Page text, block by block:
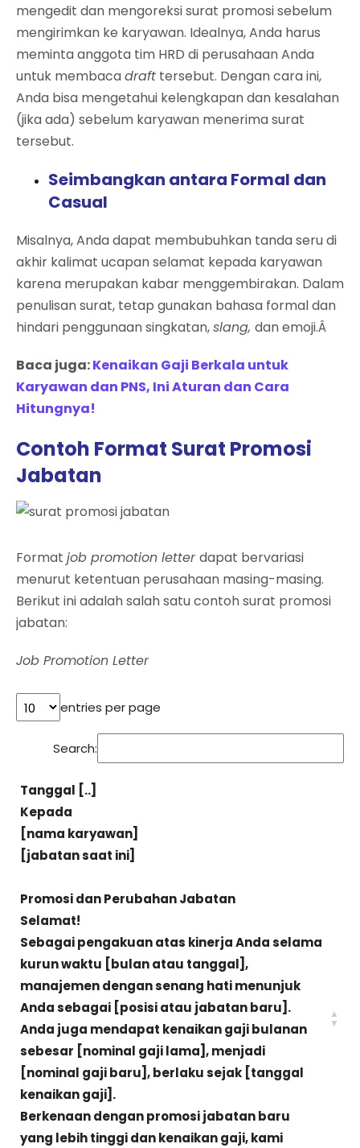
mengedit dan mengoreksi surat promosi sebelum
mengirimkan ke karyawan. Idealnya, Anda harus
meminta anggota tim HRD di perusahaan Anda
untuk membacadraft tersebut. Dengan cara ini,
Anda bisa mengetahui kelengkapan dan kesalahan
(jika ada) sebelum karyawan menerima surat
tersebut.
Seimbangkan antara Formal dan
Casual
Misalnya, Anda dapat membubuhkan tanda seru di
akhir kalimat ucapan selamat kepada karyawan
karena merupakan kabar menggembirakan. Dalam
penulisan surat, tetap gunakan bahasa formal dan
hindari penggunaan singkatan,slang, dan emoji.Â
Baca juga:Kenaikan Gaji Berkala untuk
Karyawan dan PNS, Ini Aturan dan Cara
Hitungnya!
Contoh Format Surat Promosi
Jabatan
Format job promotion letterdapat bervariasi
menurut ketentuan perusahaan masing-masing.
Berikut ini adalah salah satu contoh surat promosi
jabatan:
Job Promotion Letter
entries per page
Search:
Tanggal [..]
Kepada
[nama karyawan]
[jabatan saat ini]
Promosi dan Perubahan Jabatan
Selamat!
Sebagai pengakuan atas kinerja Anda selama
kurun waktu [bulan atau tanggal],
manajemen dengan senang hati menunjuk
Anda sebagai [posisi atau jabatan baru].
Anda juga mendapat kenaikan gaji bulanan
sebesar [nominal gaji lama], menjadi
[nominal gaji baru], berlaku sejak [tanggal
kenaikan gaji].
Berkenaan dengan promosi jabatan baru
yang lebih tinggi dan kenaikan gaji, kami